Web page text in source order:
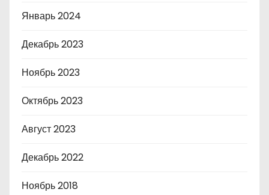
Январь 2024
Декабрь 2023
Ноябрь 2023
Октябрь 2023
Август 2023
Декабрь 2022
Ноябрь 2018